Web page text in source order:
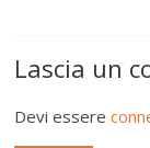
Lascia un
Devi essere